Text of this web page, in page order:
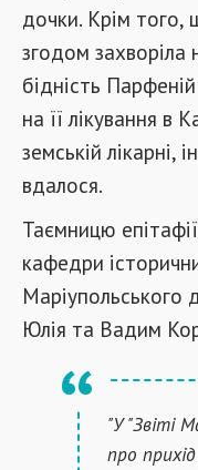
дочки. Крім того,
згодом захворіла
бідність
на її лікування в
земській лікарні,
вдалося.
Таємницю
кафедри
Маріупольського
Юлія та Вадим
"У "Звіті
про